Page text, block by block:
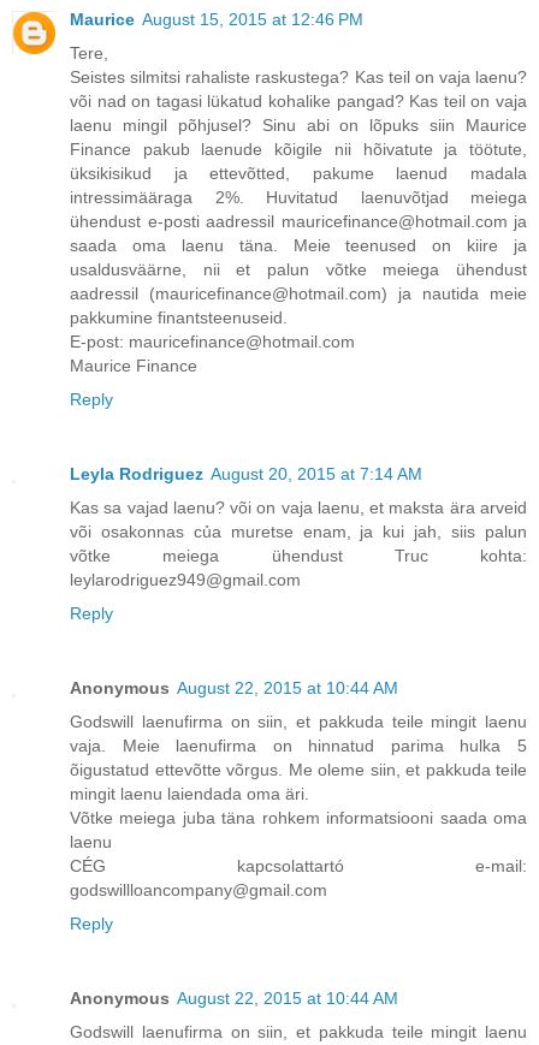
Maurice August 15, 2015 at 12:46 PM
Tere,
Seistes silmitsi rahaliste raskustega? Kas teil on vaja laenu?
või nad on tagasi lükatud kohalike pangad? Kas teil on vaja
laenu mingil põhjusel? Sinu abi on lõpuks siin Maurice
Finance pakub laenude kõigile nii hõivatute ja töötute,
üksikisikud ja ettevõtted, pakume laenud madala
intressimääraga 2%. Huvitatud laenuvõtjad meiega
ühendust e-posti aadressil mauricefinance@hotmail.com ja
saada oma laenu täna. Meie teenused on kiire ja
usaldusväärne, nii et palun võtke meiega ühendust
aadressil (mauricefinance@hotmail.com) ja nautida meie
pakkumine finantsteenuseid.
E-post: mauricefinance@hotmail.com
Maurice Finance
Reply
Leyla Rodriguez August 20, 2015 at 7:14 AM
Kas sa vajad laenu? või on vaja laenu, et maksta ära arveid
või osakonnas của muretse enam, ja kui jah, siis palun
võtke meiega ühendust Truc kohta:
leylarodriguez949@gmail.com
Reply
Anonymous August 22, 2015 at 10:44 AM
Godswill laenufirma on siin, et pakkuda teile mingit laenu
vaja. Meie laenufirma on hinnatud parima hulka 5
õigustatud ettevõtte võrgus. Me oleme siin, et pakkuda teile
mingit laenu laiendada oma äri.
Võtke meiega juba täna rohkem informatsiooni saada oma
laenu
CÉG kapcsolattartó e-mail:
godswillloancompany@gmail.com
Reply
Anonymous August 22, 2015 at 10:44 AM
Godswill laenufirma on siin, et pakkuda teile mingit laenu